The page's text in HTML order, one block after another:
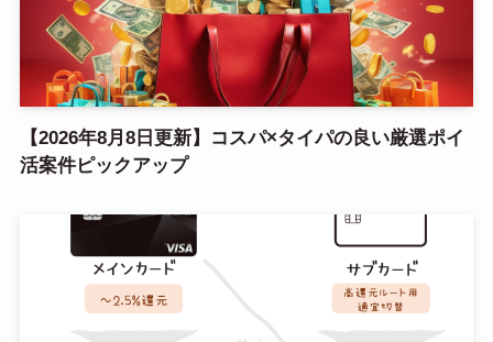
【2026年8月8日更新】コスパ×タイパの良い厳選ポイ
活案件ピックアップ